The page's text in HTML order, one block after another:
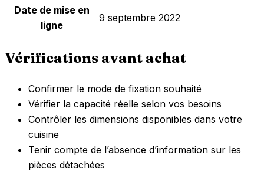
Date de mise en
ligne
9 septembre 2022
Vérifications avant achat
Confirmer le mode de fixation souhaité
Vérifier la capacité réelle selon vos besoins
Contrôler les dimensions disponibles dans votre
cuisine
Tenir compte de l’absence d’information sur les
pièces détachées